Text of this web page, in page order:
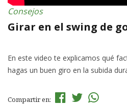
Consejos
Girar en el swing de
En este video te explicamos qué
hagas un buen giro en la subida
Compartir en: